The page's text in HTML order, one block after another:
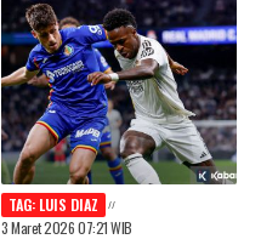
TAG: LUIS DIAZ
3 Maret 2026 07:21 WIB